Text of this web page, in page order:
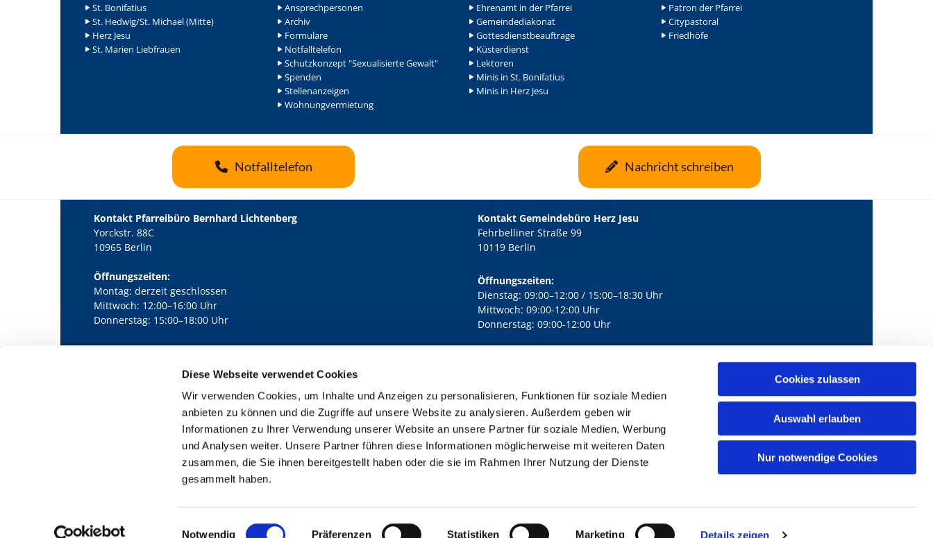
Diese Webseite verwendet Cookies
Wir verwenden Cookies, um Inhalte und Anzeigen zu personalisieren, Funktionen für soziale Medien
anbieten zu können und die Zugriffe auf unsere Website zu analysieren. Außerdem geben wir
Informationen zu Ihrer Verwendung unserer Website an unsere Partner für soziale Medien, Werbung
und Analysen weiter. Unsere Partner führen diese Informationen möglicherweise mit weiteren Daten
zusammen, die Sie ihnen bereitgestellt haben oder die sie im Rahmen Ihrer Nutzung der Dienste
gesammelt haben.
Notwendig Präferenzen Statistiken Marketing Details zeigen
Cookies zulassen
Auswahl erlauben
Nur notwendige Cookies
St. Bonifatius
St. Hedwig/St. Michael (Mitte)
Herz Jesu
St. Marien Liebfrauen
Ansprechpersonen
Archiv
Formulare
Notfalltelefon
Schutzkonzept "Sexualisierte Gewalt"
Spenden
Stellenanzeigen
Wohnungvermietung
Ehrenamt in der Pfarrei
Gemeindediakonat
Gottesdienstbeauftrage
Küsterdienst
Lektoren
Minis in St. Bonifatius
Minis in Herz Jesu
Patron der Pfarrei
Citypastoral
Friedhöfe
Notfalltelefon Nachricht schreiben
Kontakt Pfarreibüro Bernhard Lichtenberg
Yorckstr. 88C
10965 Berlin
Öffnungszeiten:
Montag: derzeit geschlossen
Mittwoch: 12:00–16:00 Uhr
Donnerstag: 15:00–18:00 Uhr
Kontakt Gemeindebüro Herz Jesu
Fehrbelliner Straße 99
10119 Berlin
Öffnungszeiten:
Dienstag: 09:00–12:00 / 15:00–18:30 Uhr
Mittwoch: 09:00-12:00 Uhr
Donnerstag: 09:00-12:00 Uhr
Kath. Kirchengemeinde Pfarrei Bernhard Lichtenberg Berlin-Mitte · Yorckstr. 88C, 10965 Berlin mail@bernhard-lichtenberg.berlin
Kontaktinformationen Impressum